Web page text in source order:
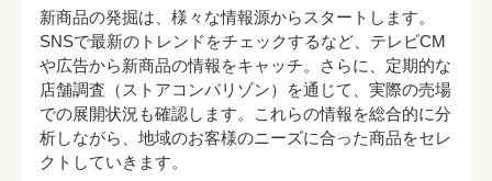
新商品の発掘は、様々な情報源からスタートします。
SNSで最新のトレンドをチェックするなど、テレビCM
や広告から新商品の情報をキャッチ。さらに、定期的な
店舗調査（ストアコンパリゾン）を通じて、実際の売場
での展開状況も確認します。これらの情報を総合的に分
析しながら、地域のお客様のニーズに合った商品をセレ
クトしていきます。